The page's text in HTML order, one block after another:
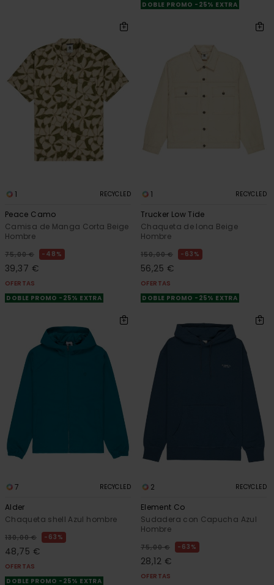
DOBLE PROMO -25% EXTRA
1 RECYCLED
Peace Camo
Camisa de Manga Corta Beige
Hombre
75,00 € 48%
39,37 €
OFERTAS
DOBLE PROMO -25% EXTRA
1 RECYCLED
Trucker Low Tide
Chaqueta de lona Beige
Hombre
150,00 € 63%
56,25 €
OFERTAS
DOBLE PROMO -25% EXTRA
7 RECYCLED
Alder
Chaqueta shell Azul hombre
130,00 € 63%
48,75 €
OFERTAS
DOBLE PROMO -25% EXTRA
2 RECYCLED
Element Co
Sudadera con Capucha Azul
Hombre
75,00 € 63%
28,12 €
OFERTAS